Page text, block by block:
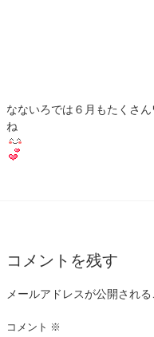
なないろでは６月もたくさ
ね
コメントを残す
メールアドレスが公開される
コメント ※